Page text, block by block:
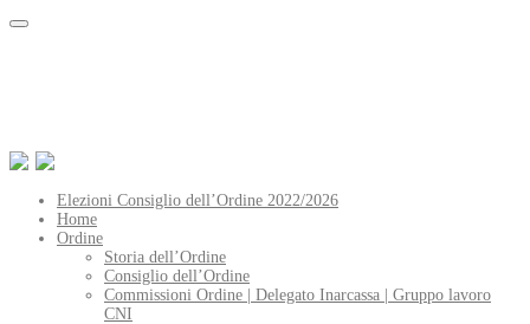
Elezioni Consiglio dell’Ordine 2022/2026
Home
Ordine
Storia dell’Ordine
Consiglio dell’Ordine
Commissioni Ordine | Delegato Inarcassa | Gruppo lavoro
CNI